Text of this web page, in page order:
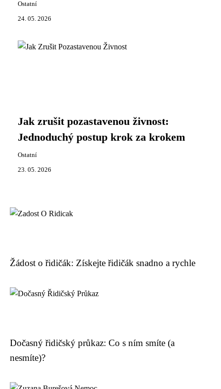
Ostatní
24. 05. 2026
Jak zrušit pozastavenou živnost:
Jednoduchý postup krok za krokem
Ostatní
23. 05. 2026
Žádost o řidičák: Získejte řidičák snadno a rychle
Dočasný řidičský průkaz: Co s ním smíte (a
nesmíte)?